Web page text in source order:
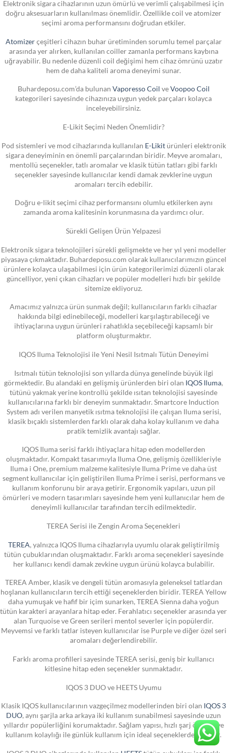
Elektronik sigara cihazlarının uzun ömürlü ve verimli çalışabilmesi için
doğru aksesuarların kullanılması önemlidir. Özellikle coil ve atomizer
seçimi aroma performansını doğrudan etkiler.
Atomizerçeşitleri cihazın buhar üretiminden sorumlu temel parçalar
arasında yer alırken, kullanılan coiller zamanla performans kaybına
uğrayabilir. Bu nedenle düzenli coil değişimi hem cihaz ömrünü uzatır
hem de daha kaliteli aroma deneyimi sunar.
Buhardeposu.com’da bulunan Vaporesso Coil veVoopoo Coil
kategorileri sayesinde cihazınıza uygun yedek parçaları kolayca
inceleyebilirsiniz.
E-Likit Seçimi Neden Önemlidir?
Pod sistemleri ve mod cihazlarında kullanılan E-Likitürünleri elektronik
sigara deneyiminin en önemli parçalarından biridir. Meyve aromaları,
mentollü seçenekler, tatlı aromalar ve klasik tütün tatları gibi farklı
seçenekler sayesinde kullanıcılar kendi damak zevklerine uygun
aromaları tercih edebilir.
Doğru e-likit seçimi cihaz performansını olumlu etkilerken aynı
zamanda aroma kalitesinin korunmasına da yardımcı olur.
Sürekli Gelişen Ürün Yelpazesi
Elektronik sigara teknolojileri sürekli gelişmekte ve her yıl yeni modeller
piyasaya çıkmaktadır. Buhardeposu.com olarak kullanıcılarımızın güncel
ürünlere kolayca ulaşabilmesi için ürün kategorilerimizi düzenli olarak
güncelliyor, yeni çıkan cihazları ve popüler modelleri hızlı bir şekilde
sitemize ekliyoruz.
Amacımız yalnızca ürün sunmak değil; kullanıcıların farklı cihazlar
hakkında bilgi edinebileceği, modelleri karşılaştırabileceği ve
ihtiyaçlarına uygun ürünleri rahatlıkla seçebileceği kapsamlı bir
platform oluşturmaktır.
IQOS Iluma Teknolojisi ile Yeni Nesil Isıtmalı Tütün Deneyimi
Isıtmalı tütün teknolojisi son yıllarda dünya genelinde büyük ilgi
görmektedir. Bu alandaki en gelişmiş ürünlerden biri olan IQOS Iluma,
tütünü yakmak yerine kontrollü şekilde ısıtan teknolojisi sayesinde
kullanıcılarına farklı bir deneyim sunmaktadır. Smartcore Induction
System adı verilen manyetik ısıtma teknolojisi ile çalışan Iluma serisi,
klasik bıçaklı sistemlerden farklı olarak daha kolay kullanım ve daha
pratik temizlik avantajı sağlar.
IQOS Iluma serisi farklı ihtiyaçlara hitap eden modellerden
oluşmaktadır. Kompakt tasarımıyla Iluma One, gelişmiş özellikleriyle
Iluma i One, premium malzeme kalitesiyle Iluma Prime ve daha üst
segment kullanıcılar için geliştirilen Iluma Prime i serisi, performans ve
kullanım konforunu bir araya getirir. Ergonomik yapıları, uzun pil
ömürleri ve modern tasarımları sayesinde hem yeni kullanıcılar hem de
deneyimli kullanıcılar tarafından tercih edilmektedir.
TEREA Serisi ile Zengin Aroma Seçenekleri
TEREA, yalnızca IQOS Iluma cihazlarıyla uyumlu olarak geliştirilmiş
tütün çubuklarından oluşmaktadır. Farklı aroma seçenekleri sayesinde
her kullanıcı kendi damak zevkine uygun ürünü kolayca bulabilir.
TEREA Amber, klasik ve dengeli tütün aromasıyla geleneksel tatlardan
hoşlanan kullanıcıların tercih ettiği seçeneklerden biridir. TEREA Yellow
daha yumuşak ve hafif bir içim sunarken, TEREA Sienna daha yoğun
tütün karakteri arayanlara hitap eder. Ferahlatıcı seçenekler arasında yer
alan Turquoise ve Green serileri mentol severler için popülerdir.
Meyvemsi ve farklı tatlar isteyen kullanıcılar ise Purple ve diğer özel seri
aromaları değerlendirebilir.
Farklı aroma profilleri sayesinde TEREA serisi, geniş bir kullanıcı
kitlesine hitap eden seçenekler sunmaktadır.
IQOS 3 DUO ve HEETS Uyumu
Klasik IQOS kullanıcılarının vazgeçilmez modellerinden biri olan IQOS 3
DUO, aynı şarjla arka arkaya iki kullanım sunabilmesi sayesinde uzun
yıllardır popülerliğini korumaktadır. Sağlam yapısı, hızlı şarj özelliği ve
kullanım kolaylığı ile günlük kullanım için ideal seçeneklerden biridir.